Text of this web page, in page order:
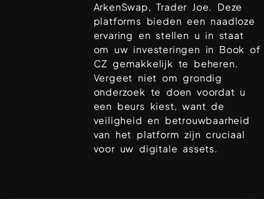
ArkenSwap, Trader Joe. Deze
platforms bieden een naadloze
ervaring en stellen u in staat
om uw investeringen in Book of
CZ gemakkelijk te beheren.
Vergeet niet om grondig
onderzoek te doen voordat u
een beurs kiest, want de
veiligheid en betrouwbaarheid
van het platform zijn cruciaal
voor uw digitale assets.